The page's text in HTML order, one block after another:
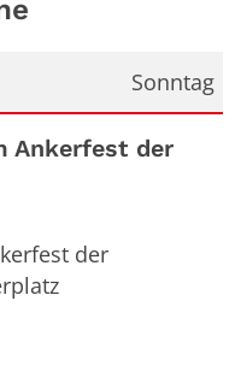
Sonntag
Ankerfest der
der